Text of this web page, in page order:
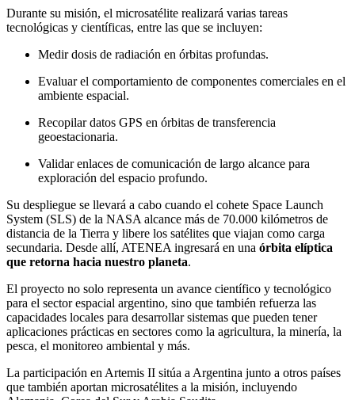
Durante su misión, el microsatélite realizará varias tareas
tecnológicas y científicas, entre las que se incluyen:
Medir dosis de radiación en órbitas profundas.
Evaluar el comportamiento de componentes comerciales en el
ambiente espacial.
Recopilar datos GPS en órbitas de transferencia
geoestacionaria.
Validar enlaces de comunicación de largo alcance para
exploración del espacio profundo.
Su despliegue se llevará a cabo cuando el cohete Space Launch
System (SLS) de la NASA alcance más de 70.000 kilómetros de
distancia de la Tierra y libere los satélites que viajan como carga
secundaria. Desde allí, ATENEA ingresará en una órbita elíptica
que retorna hacia nuestro planeta.
El proyecto no solo representa un avance científico y tecnológico
para el sector espacial argentino, sino que también refuerza las
capacidades locales para desarrollar sistemas que pueden tener
aplicaciones prácticas en sectores como la agricultura, la minería, la
pesca, el monitoreo ambiental y más.
La participación en Artemis II sitúa a Argentina junto a otros países
que también aportan microsatélites a la misión, incluyendo